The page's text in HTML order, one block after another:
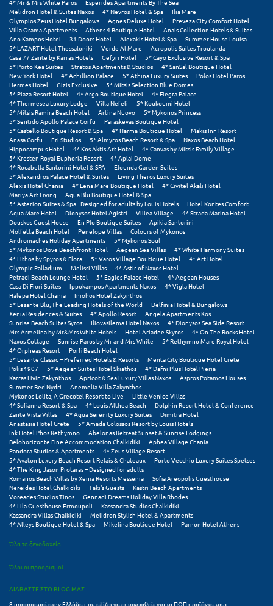
Πλαταμώνας
Πλύτρα Λακωνίας
Πόρος
Πόρτο Χέλι
Πρέβεζα
Πύλος
Πύργος
Ρ
Ρέθυμνο
Ρίο
Ρόδος
Σ
Σαλαμίνα
Σαμοθράκη
Σάμος
Σαντορίνη
Σέριφος
Σέρρες
Σιθωνία
Σίκινος
Σίφνος
Σκαφιδιά Ηλείας
Σκιάθος
Σκόπελος
Σκύρος
4* Mr & Mrs White Paros
Esperides Apartments By The Sea
Melidron Hotel & Suites Naxos
4* Nevros Hotel & Spa
Ilia Mare
Olympios Zeus Hotel Bungalows
Agnes Deluxe Hotel
Preveza City Comfort Hotel
Villa Orama Apartments
Athens 4 Boutique Hotel
Anais Collection Hotels & Suites
Ano Kampos Hotel
31 Doors Hotel Alexakis Hotel & Spa
Summer House Louisa
5* LAZART Hotel Thessaloniki
Verde Al Mare
Acropolis Suites Troulanda
Casa 77 Zante by Karras Hotels
Gefyri Hotel
5* Cayo Exclusive Resort & Spa
5* Porto Kea Suites
Stratos Apartments & Studios
4* SanSal Boutique Hotel
New York Hotel
4* Achillion Palace 5* Athina Luxury Suites
Polos Hotel Paros
Hermes Hotel
Gizis Exclusive
5* Mitsis Selection Blue Domes
5* Plaza Resort Hotel
4* Argo Boutique Hotel
4* Flegra Palace
4* Thermesea Luxury Lodge
Villa Nefeli
5* Koukoumi Hotel
5* Mitsis Ramira Beach Hotel
Artina Nuovo
5* Mykonos Princess
5* Sentido Apollo Palace Corfu
Paraskevas Boutique Hotel
5* Castello Boutique Resort & Spa
4* Harma Boutique Hotel
Makis Inn Resort
Anasa Corfu
Eri Studios 5* Almyros Beach Resort & Spa
Naxos Beach Hotel
Hippocampus Hotel
4* Kos Aktis Art Hotel
4* Canvas by Mitsis Family Village
5* Kresten Royal Euphoria Resort
4* Aplai Dome
4* Rocabella Santorini Hotel & SPA
Elounda Garden Suites
5* Alexandros Palace Hotel & Suites
Living Theros Luxury Suites
Alexis Hotel Chania
4* Lena Mare Boutique Hotel
4* Civitel Akali Hotel
Mariya Art Living
Aqua Blu Boutique Hotel & Spa
5* Asterion Suites & Spa - Designed for adults by Louis Hotels
Hotel Kontes Comfort
Aqua Mare Hotel
Dionysos Hotel Agistri Villea Village
4* Strada Marina Hotel
Douskos Guest House
En Plo Boutique Suites
Apikia Santorini
Molfetta Beach Hotel
Penelope Villas
Colours of Mykonos
Andromaches Holiday Apartments
5* Mykonos Soul
5* Mykonos Dove Beachfront Hotel
Aegean Sea Villas
4* White Harmony Suites
4* Lithos by Spyros & Flora
5* Varos Village Boutique Hotel
4* Art Hotel
Olympic Palladium
Melissi Villas
4* Astir of Naxos Hotel
Petradi Beach Lounge Hotel
5* Eagles Palace Hotel
4* Aegean Houses
Casa Di Fiori Suites
Ippokampos Apartments Naxos
4* Vigla Hotel
Halepa Hotel Chania
Iniohos Hotel Zakynthos
5* Lesante Blu, The Leading Hotels of the World
Delfinia Hotel & Bungalows
Xenia Residences & Suites
4* Apollo Resort
Angela Apartments Kos
Sunrise Beach Suites Syros
Iliovasilema Hotel Naxos
4* Dionysos Sea Side Resort
Mrs Armelina by Mr&Mrs White Hotels
Hotel Ariadne Skyros
4* On The Rocks Hotel
Naxos Cottage
Sunrise Paros by Mr and Mrs White
5* Rethymno Mare Royal Hotel
4* Orpheas Resort
Porfi Beach Hotel
5* Lesante Classic – Preferred Hotels & Resorts
Menta City Boutique Hotel Crete
Polis 1907
5* Aegean Suites Hotel Skiathos
4* Dafni Plus Hotel Pieria
Karras Livin Zakynthos
Apricot & Sea Luxury Villas Naxos
Aspros Potamos Houses
Summer Bed Nydri
Anemelia Villa Zakynthos
Mykonos Lolita, A Grecotel Resort to Live
Little Venice Villas
4* Sofianna Resort & Spa
4* Louis Althea Beach
Dolphin Resort Hotel & Conference
Zante Vista Villas
4* Aqua Serenity Luxury Suites
Dimitra Hotel
Anastasia Hotel Crete
5* Amada Colossos Resort by Louis Hotels
Ink Hotel Phos Rethymno
Abelonas Retreat Sunset & Sunrise Lodgings
Belohorizonte Fine Accommodation Chalkidiki
Aphea Village Chania
Pandora Studios & Apartments
4* Zeus Village Resort
5* Avaton Luxury Beach Resort Relais & Chateaux
Porto Vecchio Luxury Suites Spetses
4* The King Jason Protaras – Designed for adults
Romanos Beach Villas by Xenia Resorts Messenia
Sofia Areopolis Guesthouse
Nereides Hotel Chalkidiki
Taki's Guests
Kastri Beach Apartments
Voreades Studios Tinos
Gennadi Dreams Holiday Villa Rhodes
4* Lila Guesthouse Ermoupoli
Kassandra Studios Chalkidiki
Kassandra Villas Chalkidiki
Melidron Stylish Hotel & Apartments
4* Alleys Boutique Hotel & Spa
Mikelina Boutique Hotel Parnon Hotel Athens
Όλα τα ξενοδοχεία
Όλοι οι προορισμοί
ΔΙΑΒΑΣΤΕ ΣΤΟ BLOG ΜΑΣ
8 προορισμοί στην Ελλάδα που αξίζει να επισκεφθείς για τα ΠΟΠ προϊόντα τους